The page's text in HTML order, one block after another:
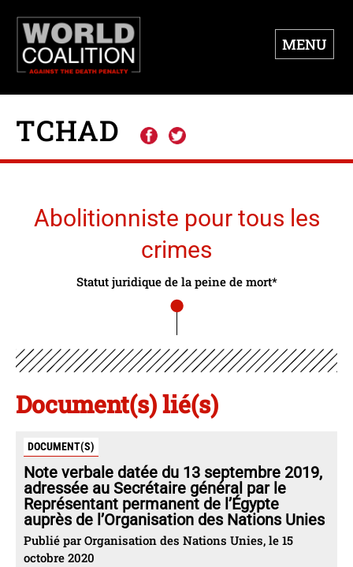
MENU
TCHAD
Abolitionniste pour tous les
crimes
Statut juridique de la peine de mort*
Document(s) lié(s)
DOCUMENT(S)
Note verbale datée du 13 septembre 2019,
adressée au Secrétaire général par le
Représentant permanent de l’Égypte
auprès de l’Organisation des Nations Unies
Publié par Organisation des Nations Unies, le 15
octobre 2020